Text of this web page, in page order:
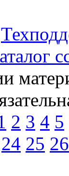
2 3 4 5
24 25 26